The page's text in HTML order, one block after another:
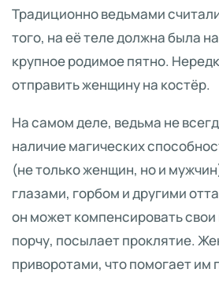
Традиционно ведьмами
того, на её теле должна была
крупное родимое пятно.
отправить женщину на костёр.
На самом деле, ведьма не
наличие магических
(не только женщин, но и
глазами, горбом и другими
он может компенсировать
порчу, посылает проклятие.
приворотами, что помогает им